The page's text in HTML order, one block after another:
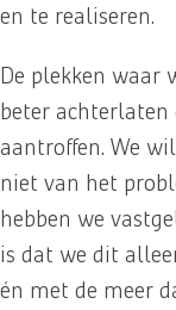
en te realiseren.
De plekken waar
beter achterlaten
aantroffen. We
niet van het
hebben we
is dat we dit
én met de meer